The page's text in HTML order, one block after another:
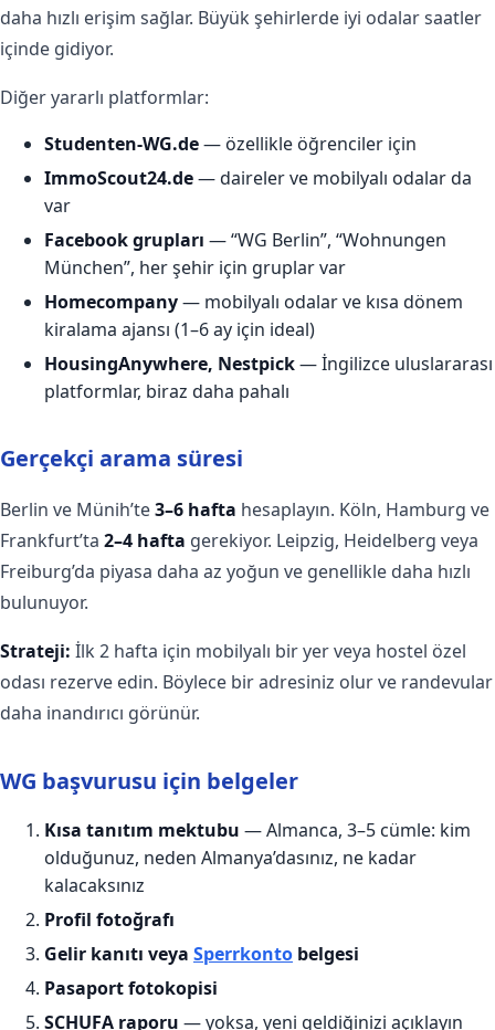
daha hızlı erişim sağlar. Büyük şehirlerde iyi odalar saatler
içinde gidiyor.
Diğer yararlı platformlar:
Studenten-WG.de— özellikle öğrenciler için
ImmoScout24.de— daireler ve mobilyalı odalar da
var
Facebook grupları — “WG Berlin”, “Wohnungen
München”, her şehir için gruplar var
Homecompany— mobilyalı odalar ve kısa dönem
kiralama ajansı (1–6 ay için ideal)
HousingAnywhere, Nestpick— İngilizce uluslararası
platformlar, biraz daha pahalı
Gerçekçi arama süresi
Berlin ve Münih’te3–6 hafta hesaplayın. Köln, Hamburg ve
Frankfurt’ta 2–4 hafta gerekiyor. Leipzig, Heidelberg veya
Freiburg’da piyasa daha az yoğun ve genellikle daha hızlı
bulunuyor.
Strateji: İlk 2 hafta için mobilyalı bir yer veya hostel özel
odası rezerve edin. Böylece bir adresiniz olur ve randevular
daha inandırıcı görünür.
WG başvurusu için belgeler
Kısa tanıtım mektubu — Almanca, 3–5 cümle: kim
olduğunuz, neden Almanya’dasınız, ne kadar
kalacaksınız
Profil fotoğrafı
Gelir kanıtı veya Sperrkonto belgesi
Pasaport fotokopisi
SCHUFA raporu — yoksa, yeni geldiğinizi açıklayın